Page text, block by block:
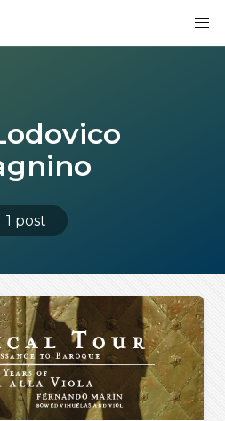
1 post